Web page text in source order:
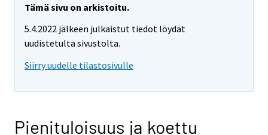
Tämä sivu on arkistoitu.
5.4.2022 jälkeen julkaistut tiedot löydät
uudistetulta sivustolta.
Siirry uudelle tilastosivulle
Pienituloisuus ja koettu